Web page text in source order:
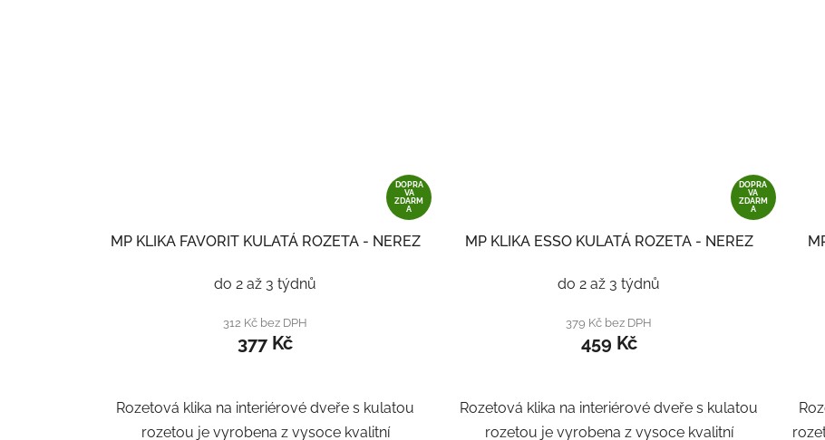
DOPRA
VA
ZDARM
A
MP KLIKA FAVORIT KULATÁ ROZETA - NEREZ
do 2 až 3 týdnů
312 Kč bez DPH
377 Kč
Rozetová klika na interiérové ​​dveře s kulatou
rozetou je vyrobena z vysoce kvalitní
DOPRA
VA
ZDARM
A
MP KLIKA ESSO KULATÁ ROZETA - NEREZ
do 2 až 3 týdnů
379 Kč bez DPH
459 Kč
Rozetová klika na interiérové ​​dveře s kulatou
rozetou je vyrobena z vysoce kvalitní